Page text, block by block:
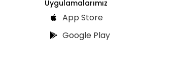
Uygulamalarımız
App Store
Google Play